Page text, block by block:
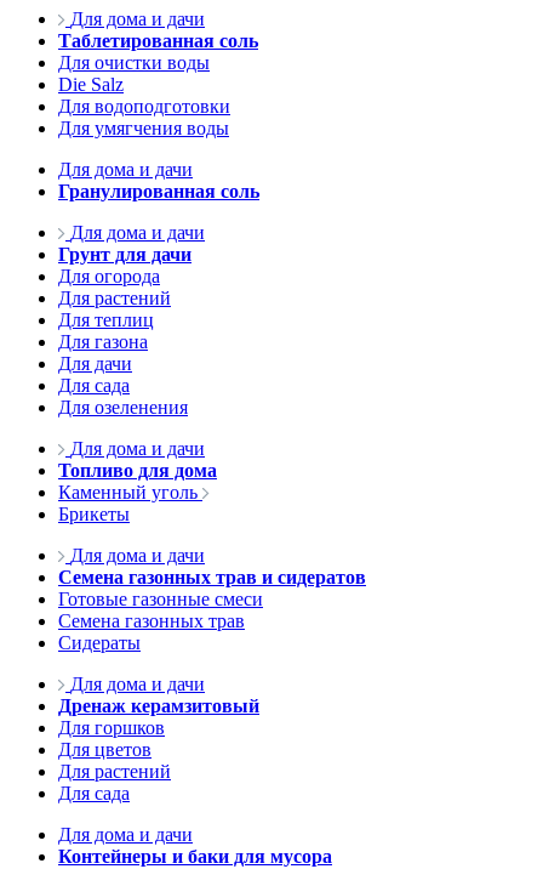
Для дома и дачи
Таблетированная соль
Для очистки воды
Die Salz
Для водоподготовки
Для умягчения воды
Для дома и дачи
Гранулированная соль
Для дома и дачи
Грунт для дачи
Для огорода
Для растений
Для теплиц
Для газона
Для дачи
Для сада
Для озеленения
Для дома и дачи
Топливо для дома
Каменный уголь
Брикеты
Для дома и дачи
Семена газонных трав и сидератов
Готовые газонные смеси
Семена газонных трав
Сидераты
Для дома и дачи
Дренаж керамзитовый
Для горшков
Для цветов
Для растений
Для сада
Для дома и дачи
Контейнеры и баки для мусора